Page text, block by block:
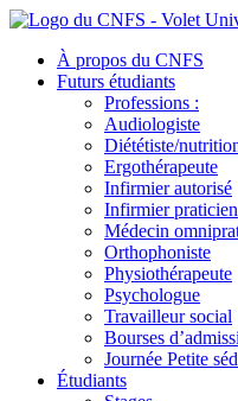
À propos du CNFS
Futurs étudiants
Professions :
Audiologiste
Diététiste/
Ergothérapeute
Infirmier autorisé
Infirmier praticien
Médecin
Orthophoniste
Physiothérapeute
Psychologue
Travailleur social
Bourses
Journée Petite
Étudiants